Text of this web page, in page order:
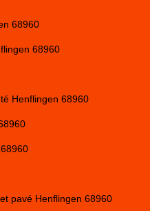
68960
68960
Henflingen 68960
pavé Henflingen 68960